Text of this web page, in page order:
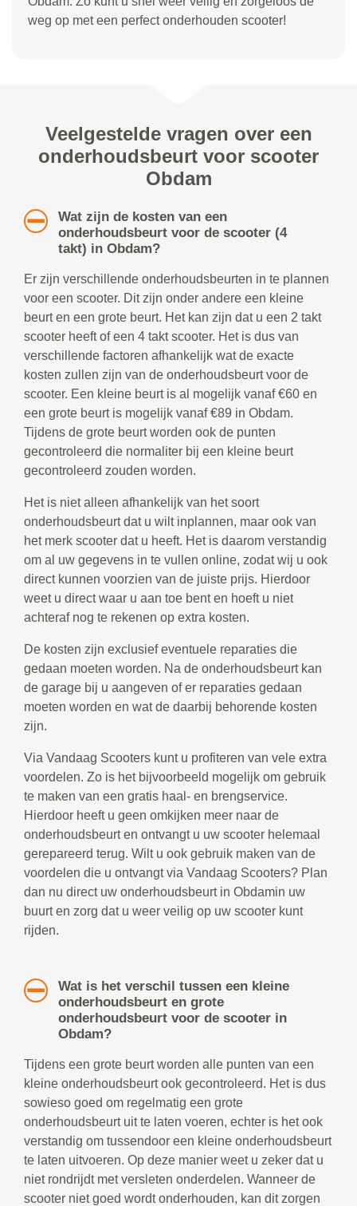
weg op met een perfect onderhouden scooter!
Veelgestelde vragen over een
onderhoudsbeurt voor scooter
Obdam
Wat zijn de kosten van een
onderhoudsbeurt voor de scooter (4
takt) in Obdam?
Er zijn verschillende onderhoudsbeurten in te plannen
voor een scooter. Dit zijn onder andere een kleine
beurt en een grote beurt. Het kan zijn dat u een 2 takt
scooter heeft of een 4 takt scooter. Het is dus van
verschillende factoren afhankelijk wat de exacte
kosten zullen zijn van de onderhoudsbeurt voor de
scooter. Een kleine beurt is al mogelijk vanaf €60 en
een grote beurt is mogelijk vanaf €89 in Obdam.
Tijdens de grote beurt worden ook de punten
gecontroleerd die normaliter bij een kleine beurt
gecontroleerd zouden worden.
Het is niet alleen afhankelijk van het soort
onderhoudsbeurt dat u wilt inplannen, maar ook van
het merk scooter dat u heeft. Het is daarom verstandig
om al uw gegevens in te vullen online, zodat wij u ook
direct kunnen voorzien van de juiste prijs. Hierdoor
weet u direct waar u aan toe bent en hoeft u niet
achteraf nog te rekenen op extra kosten.
De kosten zijn exclusief eventuele reparaties die
gedaan moeten worden. Na de onderhoudsbeurt kan
de garage bij u aangeven of er reparaties gedaan
moeten worden en wat de daarbij behorende kosten
zijn.
Via Vandaag Scooters kunt u profiteren van vele extra
voordelen. Zo is het bijvoorbeeld mogelijk om gebruik
te maken van een gratis haal- en brengservice.
Hierdoor heeft u geen omkijken meer naar de
onderhoudsbeurt en ontvangt u uw scooter helemaal
gerepareerd terug. Wilt u ook gebruik maken van de
voordelen die u ontvangt via Vandaag Scooters? Plan
dan nu direct uw onderhoudsbeurt in Obdamin uw
buurt en zorg dat u weer veilig op uw scooter kunt
rijden.
Wat is het verschil tussen een kleine
onderhoudsbeurt en grote
onderhoudsbeurt voor de scooter in
Obdam?
Tijdens een grote beurt worden alle punten van een
kleine onderhoudsbeurt ook gecontroleerd. Het is dus
sowieso goed om regelmatig een grote
onderhoudsbeurt uit te laten voeren, echter is het ook
verstandig om tussendoor een kleine onderhoudsbeurt
te laten uitvoeren. Op deze manier weet u zeker dat u
niet rondrijdt met versleten onderdelen. Wanneer de
scooter niet goed wordt onderhouden, kan dit zorgen